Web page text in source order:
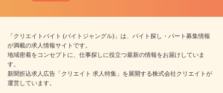
「クリエイトバイト (バイトジャングル)」は、バイト探し・パート募集情報
が満載の求人情報サイトです。
地域密着をコンセプトに、仕事探しに役立つ最新の情報をお届けしていま
す。
新聞折込求人広告「クリエイト 求人特集」を展開する株式会社クリエイトが
運営しています。